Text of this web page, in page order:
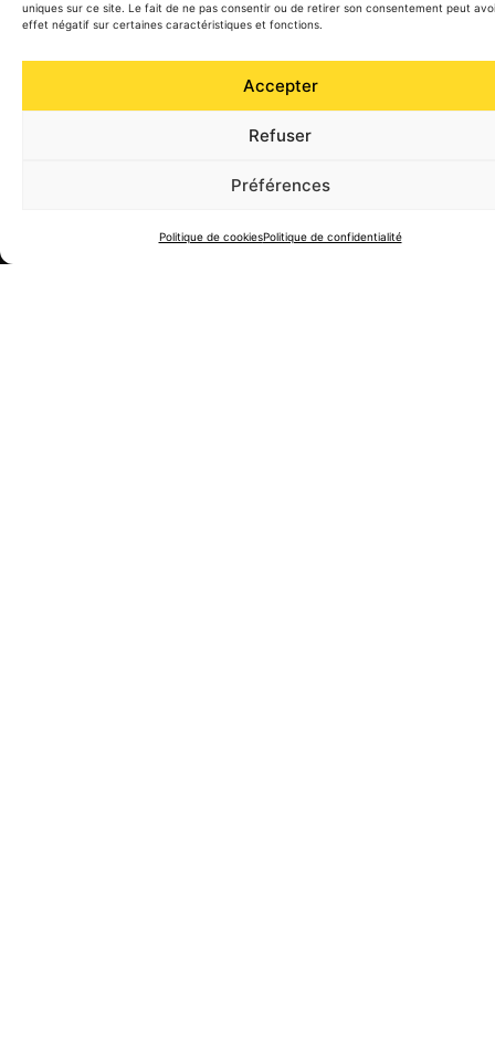
uniques sur ce site. Le fait de ne pas consentir ou de retirer son consentement peut
effet négatif sur certaines caractéristiques et fonctions.
Accepter
Refuser
Préférences
Politique de cookiesPolitique de confidentialité
Services Appeler